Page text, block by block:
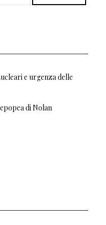
e urgenza delle
di Nolan